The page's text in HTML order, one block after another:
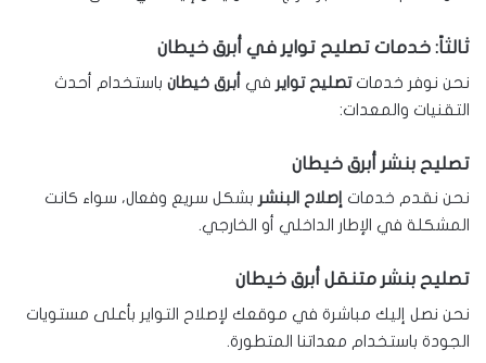
ثالثاً: خدمات تصليح تواير في أبرق خيطان
نحن نوفر خدماتتصليح تواير في أبرق خيطان باستخدام أحدث
التقنيات والمعدات:
تصليح بنشر أبرق خيطان
نحن نقدم خدمات إصلاح البنشر بشكل سريع وفعال، سواء كانت
المشكلة في الإطار الداخلي أو الخارجي.
تصليح بنشر متنقل أبرق خيطان
نحن نصل إليك مباشرة في موقعك لإصلاح التواير بأعلى مستويات
الجودة باستخدام معداتنا المتطورة.